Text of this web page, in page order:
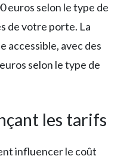
euros selon le type de
de votre porte. La
accessible, avec des
selon le type de
les tarifs
influencer le coût